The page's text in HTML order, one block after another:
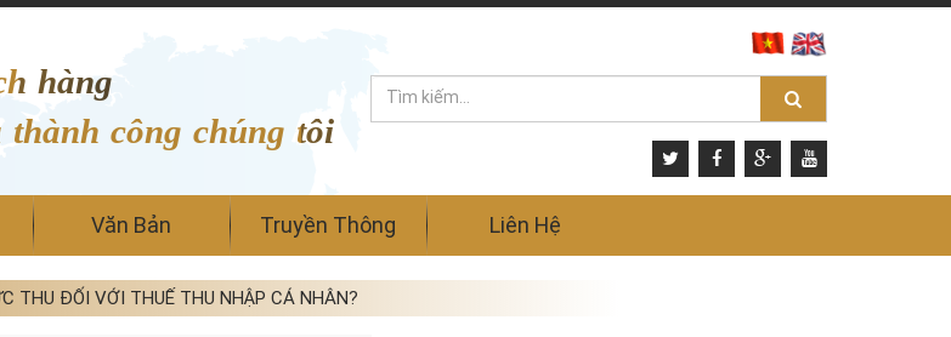
hàng
thành công chúng tôi
Văn Bản Truyền Thông Liên Hệ
THU ĐỐI VỚI THUẾ THU NHẬP CÁ NHÂN?